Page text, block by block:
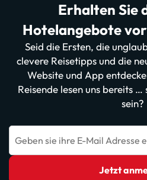
Erhalten Sie
Hotelangebote
Seid die Ersten, die
clevere Reisetipps und die
Website und App
Reisende lesen uns bereits
sein?
Geben sie ihre E-Mail Adresse
Jetzt